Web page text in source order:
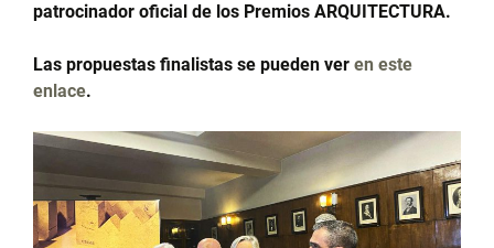
patrocinador oficial de los Premios ARQUITECTURA.
Las propuestas finalistas se pueden ver en este
enlace.